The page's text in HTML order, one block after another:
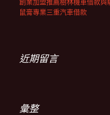
創業加盟推薦樹林機車借款與
鼠膏專業三重汽車借款
近期留言
彙整